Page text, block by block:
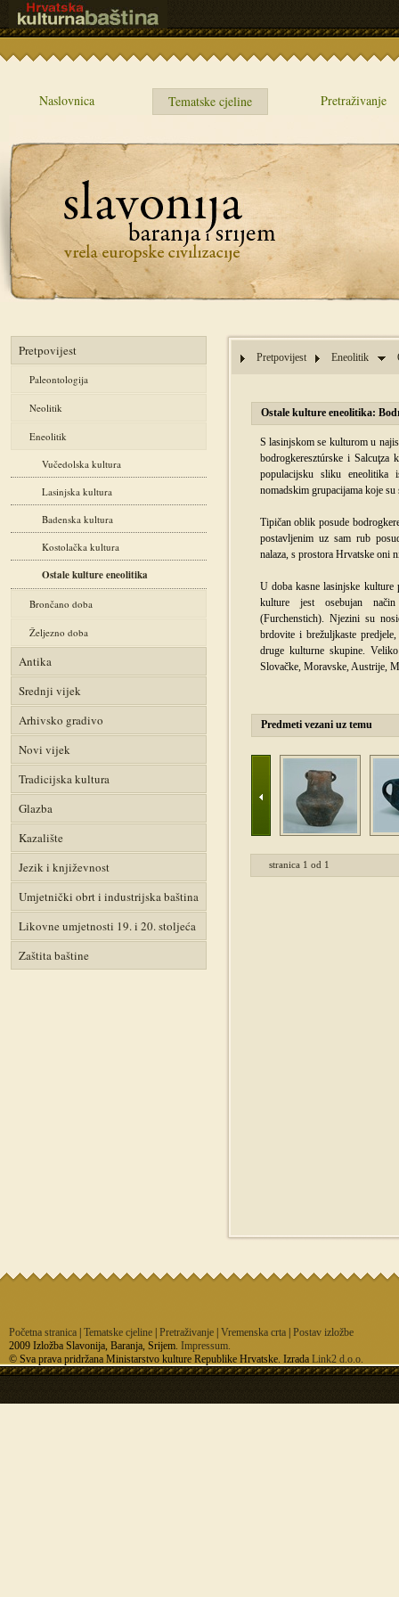
Naslovnica Tematske cjeline Pretraživanje
Pretpovijest
Paleontologija
Neolitik
Eneolitik
Vučedolska kultura
Lasinjska kultura
Badenska kultura
Kostolačka kultura
Ostale kulture eneolitika
Brončano doba
Željezno doba
Antika
Srednji vijek
Arhivsko gradivo
Novi vijek
Tradicijska kultura
Glazba
Kazalište
Jezik i književnost
Umjetnički obrt i industrijska baština
Likovne umjetnosti 19. i 20. stoljeća
Zaštita baštine
Pretpovijest Eneolitik
Ostale kulture eneolitika:
S lasinjskom se kulturom u
bodrogkeresztúrske i Salcuţza
populacijsku sliku eneolitika
nomadskim grupacijama koje
Tipičan oblik posude
postavljenim uz sam rub
nalaza, s prostora Hrvatske oni
U doba kasne lasinjske kulture
kulture jest osebujan način
(Furchenstich). Njezini su
brdovite i brežuljkaste
druge kulturne skupine.
Slovačke, Moravske, Austrije,
Predmeti vezani uz temu
stranica 1 od 1
Početna stranica Tematske cjeline Pretraživanje Vremenska crta Postav izložbe
2009 Izložba Slavonija, Baranja, Srijem. Impressum.
© Sva prava pridržana Ministarstvo kulture Republike Hrvatske. Izrada Link2 d.o.o.